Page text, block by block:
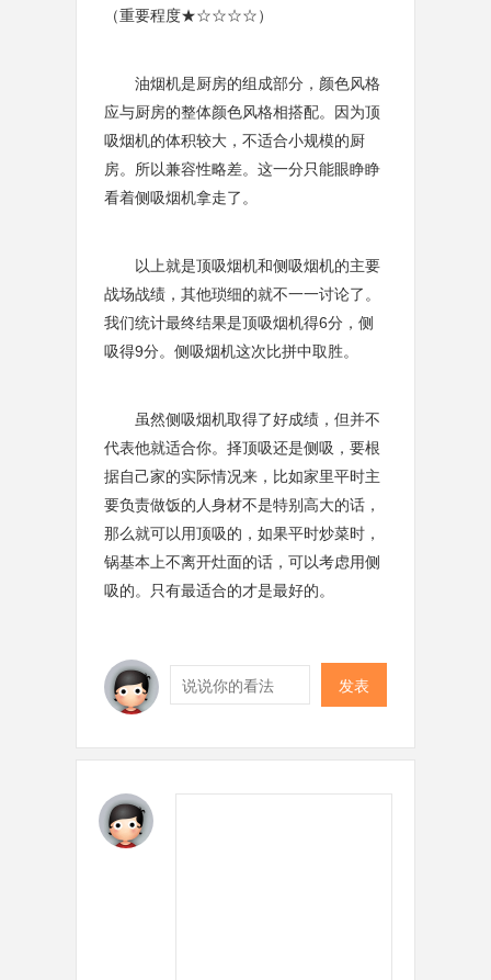
（重要程度★☆☆☆☆）
油烟机是厨房的组成部分，颜色风格
应与厨房的整体颜色风格相搭配。因为顶
吸烟机的体积较大，不适合小规模的厨
房。所以兼容性略差。这一分只能眼睁睁
看着侧吸烟机拿走了。
以上就是顶吸烟机和侧吸烟机的主要
战场战绩，其他琐细的就不一一讨论了。
我们统计最终结果是顶吸烟机得6分，侧
吸得9分。侧吸烟机这次比拼中取胜。
虽然侧吸烟机取得了好成绩，但并不
代表他就适合你。择顶吸还是侧吸，要根
据自己家的实际情况来，比如家里平时主
要负责做饭的人身材不是特别高大的话，
那么就可以用顶吸的，如果平时炒菜时，
锅基本上不离开灶面的话，可以考虑用侧
吸的。只有最适合的才是最好的。
发表